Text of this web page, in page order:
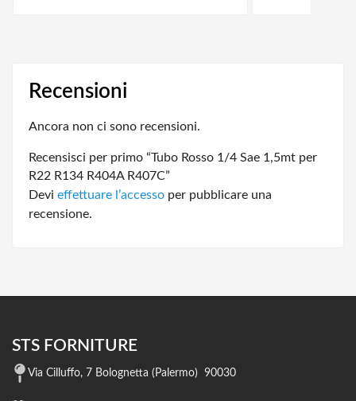
Recensioni
Ancora non ci sono recensioni.
Recensisci per primo “Tubo Rosso 1/4 Sae 1,5mt per
R22 R134 R404A R407C”
Devi effettuare l’accesso per pubblicare una
recensione.
STS FORNITURE
Via Cilluffo, 7 Bolognetta (Palermo) 90030